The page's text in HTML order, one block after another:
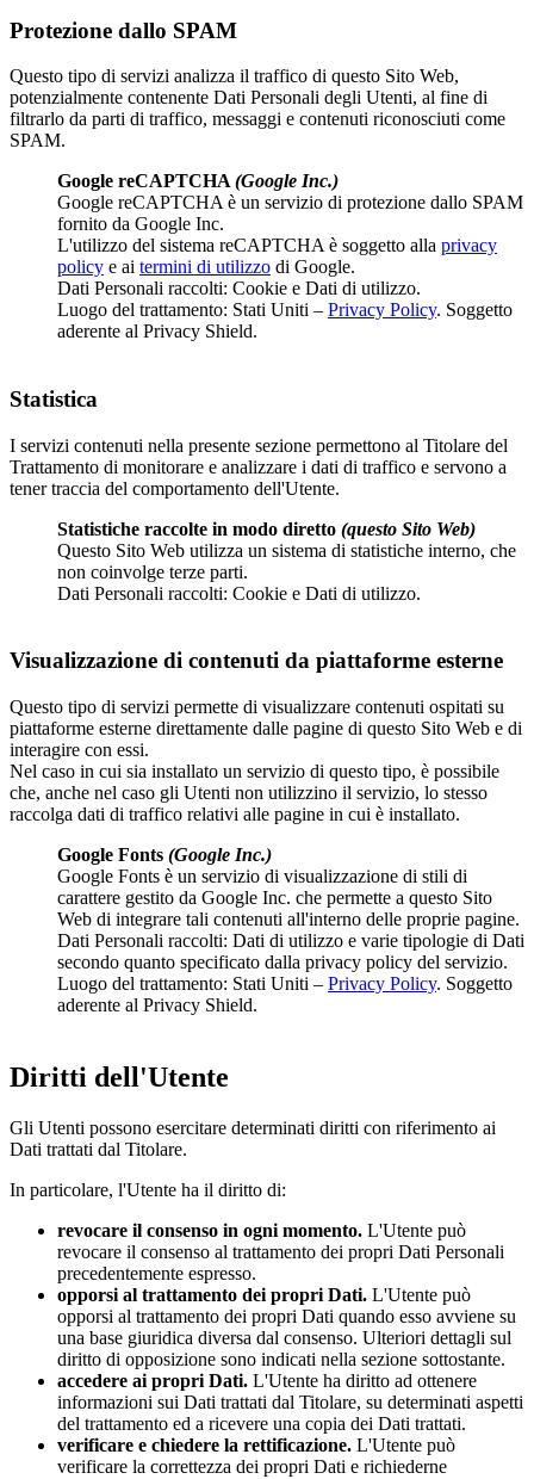
Protezione dallo SPAM
Questo tipo di servizi analizza il traffico di questo Sito Web,
potenzialmente contenente Dati Personali degli Utenti, al fine di
filtrarlo da parti di traffico, messaggi e contenuti riconosciuti come
SPAM.
Google reCAPTCHA (Google Inc.)
Google reCAPTCHA è un servizio di protezione dallo SPAM
fornito da Google Inc.
L'utilizzo del sistema reCAPTCHA è soggetto alla privacy
policy e ai termini di utilizzo di Google.
Dati Personali raccolti: Cookie e Dati di utilizzo.
Luogo del trattamento: Stati Uniti – Privacy Policy. Soggetto
aderente al Privacy Shield.
Statistica
I servizi contenuti nella presente sezione permettono al Titolare del
Trattamento di monitorare e analizzare i dati di traffico e servono a
tener traccia del comportamento dell'Utente.
Statistiche raccolte in modo diretto (questo Sito Web)
Questo Sito Web utilizza un sistema di statistiche interno, che
non coinvolge terze parti.
Dati Personali raccolti: Cookie e Dati di utilizzo.
Visualizzazione di contenuti da piattaforme esterne
Questo tipo di servizi permette di visualizzare contenuti ospitati su
piattaforme esterne direttamente dalle pagine di questo Sito Web e di
interagire con essi.
Nel caso in cui sia installato un servizio di questo tipo, è possibile
che, anche nel caso gli Utenti non utilizzino il servizio, lo stesso
raccolga dati di traffico relativi alle pagine in cui è installato.
Google Fonts (Google Inc.)
Google Fonts è un servizio di visualizzazione di stili di
carattere gestito da Google Inc. che permette a questo Sito
Web di integrare tali contenuti all'interno delle proprie pagine.
Dati Personali raccolti: Dati di utilizzo e varie tipologie di Dati
secondo quanto specificato dalla privacy policy del servizio.
Luogo del trattamento: Stati Uniti – Privacy Policy. Soggetto
aderente al Privacy Shield.
Diritti dell'Utente
Gli Utenti possono esercitare determinati diritti con riferimento ai
Dati trattati dal Titolare.
In particolare, l'Utente ha il diritto di:
revocare il consenso in ogni momento. L'Utente può
revocare il consenso al trattamento dei propri Dati Personali
precedentemente espresso.
opporsi al trattamento dei propri Dati. L'Utente può
opporsi al trattamento dei propri Dati quando esso avviene su
una base giuridica diversa dal consenso. Ulteriori dettagli sul
diritto di opposizione sono indicati nella sezione sottostante.
accedere ai propri Dati. L'Utente ha diritto ad ottenere
informazioni sui Dati trattati dal Titolare, su determinati aspetti
del trattamento ed a ricevere una copia dei Dati trattati.
verificare e chiedere la rettificazione. L'Utente può
verificare la correttezza dei propri Dati e richiederne